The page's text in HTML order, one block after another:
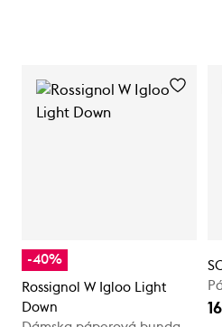
-40%
Rossignol W Igloo Light
Down